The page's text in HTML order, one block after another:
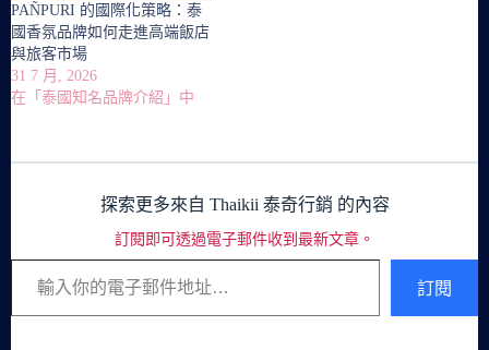
PAÑPURI 的國際化策略：泰
國香氛品牌如何走進高端飯店
與旅客市場
31 7 月, 2026
在「泰國知名品牌介紹」中
探索更多來自 Thaikii 泰奇行銷 的內容
訂閱即可透過電子郵件收到最新文章。
輸入你的電子郵件地址…
訂閱